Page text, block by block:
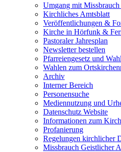
Umgang mit
Kirchliches Amtsblatt
Veröffentlichungen &
Kirche in Hörfunk &
Pastoraler Jahresplan
Newsletter bestellen
Pfarreiengesetz und
Wahlen zum
Archiv
Interner Bereich
Personensuche
Mediennutzung und
Datenschutz Website
Informationen zum
Profanierung
Regelungen kirchlicher
Missbrauch Geistlicher